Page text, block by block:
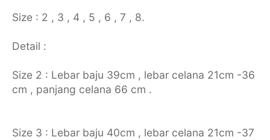
Size : 2 , 3 , 4 , 5 , 6 , 7 , 8.
Detail :
Size 2 : Lebar baju 39cm , lebar celana 21cm -36
cm , panjang celana 66 cm .
Size 3 : Lebar baju 40cm , lebar celana 21cm -37